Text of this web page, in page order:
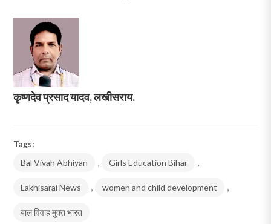
कृष्णदेव प्रसाद यादव, लखीसराय.
Tags:
Bal Vivah Abhiyan
, Girls Education Bihar ,
Lakhisarai News , women and child development ,
बाल विवाह मुक्त भारत